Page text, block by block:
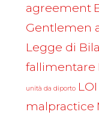
agreement
Gentlemen
Legge di
fallimentare
unità da diporto LOI
malpractice